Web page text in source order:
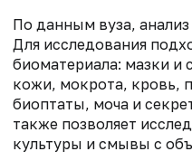
По данным вуза,
Для исследования
биоматериала: мазки и
кожи, мокрота, кровь,
биоптаты, моча и
также позволяет
культуры и смывы с